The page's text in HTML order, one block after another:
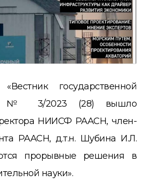
государственной
№ 3/2023 (28) вышло
НИИСФ РААСН, член-
РААСН, д.т.н. Шубина И.Л.
прорывные решения в
науки».